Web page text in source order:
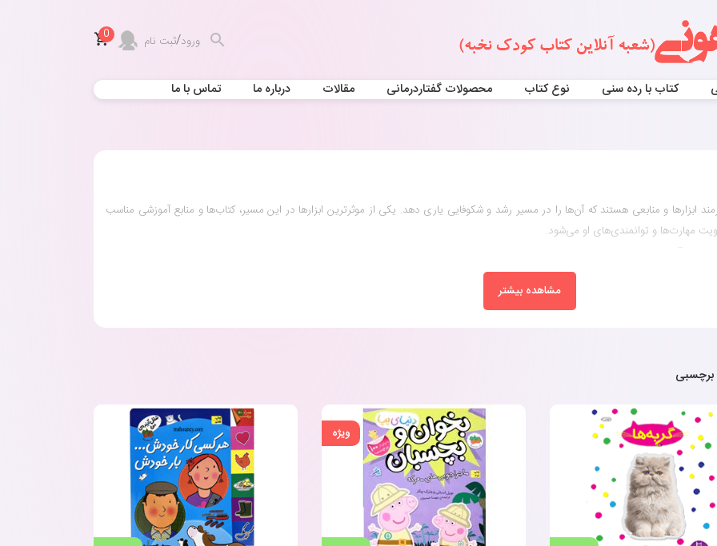
ورود/ثبت نام 0
کتاب با رده سنی نوع کتاب محصولات گفتاردرمانی مقالات درباره ما تماس با ما
ابزارها و منابعی هستند که آن‌ها را در مسیر رشد و شکوفایی یاری دهد. یکی از موثرترین ابزارها در این مسیر، کتاب‌ها و منابع آموزشی مناسب
مهارت‌ها و توانمندی‌های او می‌شود.
نیازهای آموزشی و سرگرمی کودکان، طراحی و تهیه شده‌است. این کتاب نه‌تنها به کودکان کمک می‌کند تا با مفاهیم مختلف آشنا شوند، بلکه با
را برای آن‌ها لذت‌بخش و هیجان‌انگیز می‌سازد. هدف اصلی این کتاب، تقویت خلاقیت، تمرکز و مهارت‌های دست‌ورزی کودکان است که ازطریق
مشاهده بیشتر
برچسبی
ویژه